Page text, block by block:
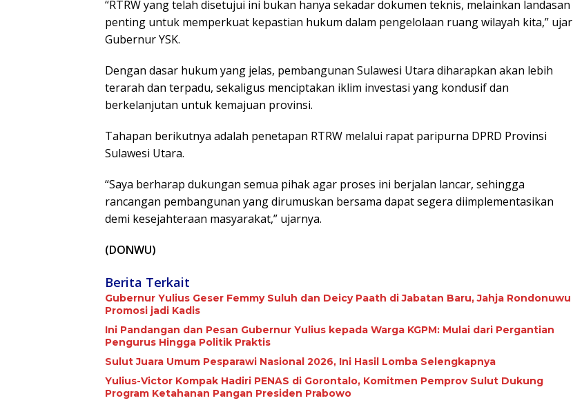
“RTRW yang telah disetujui ini bukan hanya sekadar dokumen teknis, melainkan landasan
penting untuk memperkuat kepastian hukum dalam pengelolaan ruang wilayah kita,” ujar
Gubernur YSK.
Dengan dasar hukum yang jelas, pembangunan Sulawesi Utara diharapkan akan lebih
terarah dan terpadu, sekaligus menciptakan iklim investasi yang kondusif dan
berkelanjutan untuk kemajuan provinsi.
Tahapan berikutnya adalah penetapan RTRW melalui rapat paripurna DPRD Provinsi
Sulawesi Utara.
“Saya berharap dukungan semua pihak agar proses ini berjalan lancar, sehingga
rancangan pembangunan yang dirumuskan bersama dapat segera diimplementasikan
demi kesejahteraan masyarakat,” ujarnya.
(DONWU)
Berita Terkait
Gubernur Yulius Geser Femmy Suluh dan Deicy Paath di Jabatan Baru, Jahja Rondonuwu
Promosi jadi Kadis
Ini Pandangan dan Pesan Gubernur Yulius kepada Warga KGPM: Mulai dari Pergantian
Pengurus Hingga Politik Praktis
Sulut Juara Umum Pesparawi Nasional 2026, Ini Hasil Lomba Selengkapnya
Yulius-Victor Kompak Hadiri PENAS di Gorontalo, Komitmen Pemprov Sulut Dukung
Program Ketahanan Pangan Presiden Prabowo